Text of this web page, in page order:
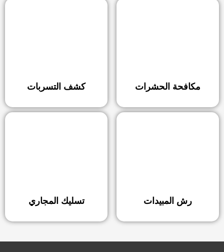
مكافحة الحشرات كشف التسربات
رش المبيدات تسليك المجاري